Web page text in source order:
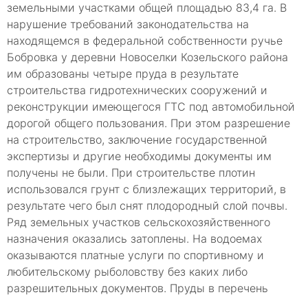
земельными участками общей площадью 83,4 га. В
нарушение требований законодательства на
находящемся в федеральной собственности ручье
Бобровка у деревни Новоселки Козельского района
им образованы четыре пруда в результате
строительства гидротехнических сооружений и
реконструкции имеющегося ГТС под автомобильной
дорогой общего пользования. При этом разрешение
на строительство, заключение государственной
экспертизы и другие необходимы документы им
получены не были. При строительстве плотин
использовался грунт с близлежащих территорий, в
результате чего был снят плодородный слой почвы.
Ряд земельных участков сельскохозяйственного
назначения оказались затоплены. На водоемах
оказываются платные услуги по спортивному и
любительскому рыболовству без каких либо
разрешительных документов. Пруды в перечень